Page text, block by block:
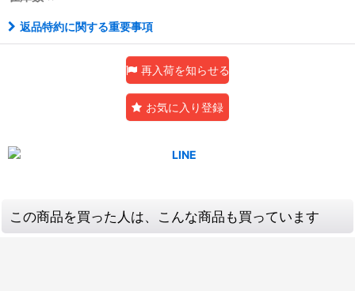
返品特約に関する重要事項
再入荷を知らせる
お気に入り登録
この商品を買った人は、こんな商品も買っています